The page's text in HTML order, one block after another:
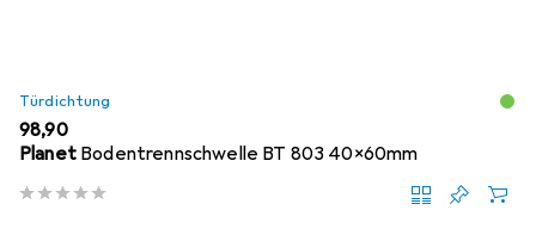
Türdichtung
EUR
98,90
Planet Bodentrennschwelle BT 803 40x60mm